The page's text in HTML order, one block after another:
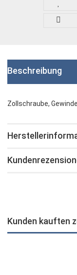
Beschreibung
Zollschraube,
Kunden kauften